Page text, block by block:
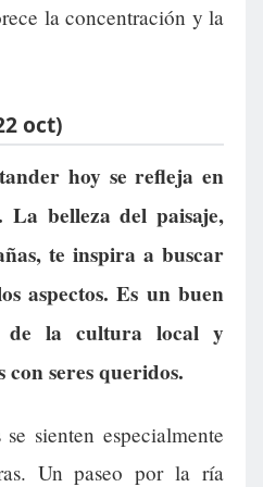
la concentración y la
oct)
hoy se refleja en
La belleza del paisaje,
te inspira a buscar
aspectos. Es un buen
la cultura local y
seres queridos.
sienten especialmente
Un paseo por la ría